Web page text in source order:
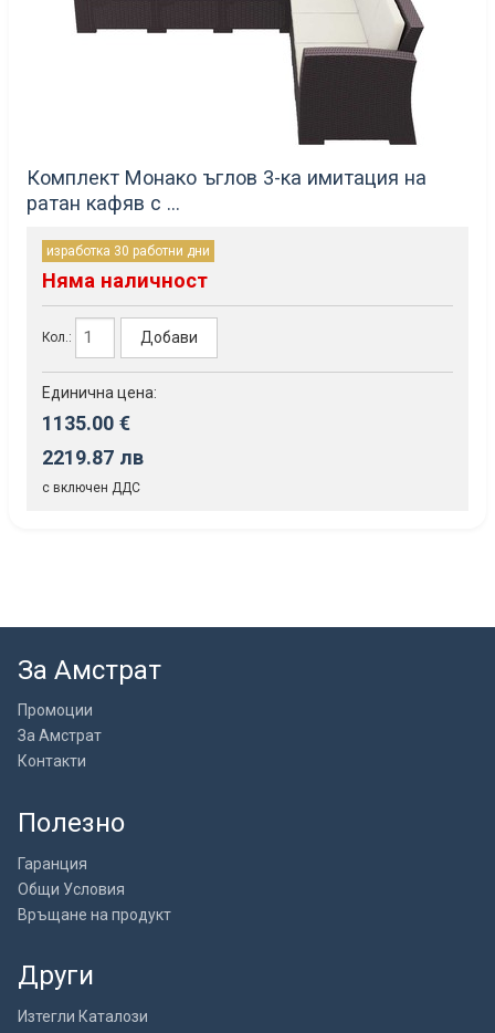
Комплект Монако ъглов 3-ка имитация на
ратан кафяв с ...
изработка 30 работни дни
Няма наличност
Кол.: Добави
Единична цена:
1135.00 €
2219.87 лв
с включен ДДС
За Амстрат
Промоции
За Амстрат
Контакти
Полезно
Гаранция
Общи Условия
Връщане на продукт
Други
Изтегли Каталози